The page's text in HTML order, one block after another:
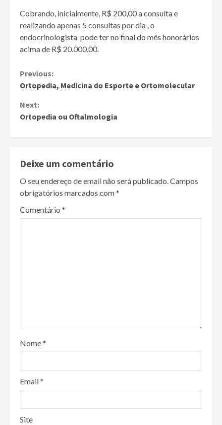
Cobrando, inicialmente, R$ 200,00 a consulta e
realizando apenas 5 consultas por dia , o
endocrinologista pode ter no final do mês honorários
acima de R$ 20.000,00.
Continue
Reading
Previous:
Ortopedia, Medicina do Esporte e Ortomolecular
Next:
Ortopedia ou Oftalmologia
Deixe um comentário
O seu endereço de email não será publicado.Campos
obrigatórios marcados com*
Comentário *
Nome*
Email*
Site